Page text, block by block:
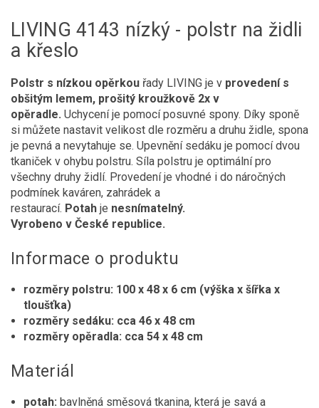
LIVING 4143 nízký - polstr na židli
a křeslo
Polstr s nízkou opěrkou řady LIVING je v provedení s
obšitým lemem, prošitý kroužkově 2x v
opěradle. Uchycení je pomocí posuvné spony. Díky sponě
si můžete nastavit velikost dle rozměru a druhu židle, spona
je pevná a nevytahuje se. Upevnění sedáku je pomocí dvou
tkaniček v ohybu polstru. Síla polstru je optimální pro
všechny druhy židlí. Provedení je vhodné i do náročných
podmínek kaváren, zahrádek a
restaurací. Potah je nesnímatelný.
Vyrobeno v České republice.
Informace o produktu
rozměry polstru: 100 x 48 x 6 cm (výška x šířka x
tloušťka)
rozměry sedáku: cca 46 x 48 cm
rozměry opěradla: cca 54 x 48 cm
Materiál
potah: bavlněná směsová tkanina, která je savá a